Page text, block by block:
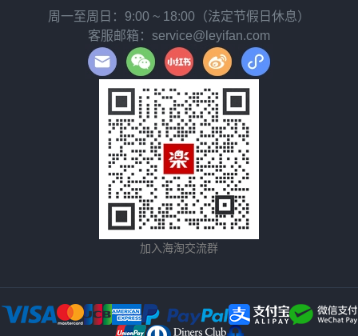
周一至周日：9:00 ~ 18:00（法定节假日休息）
客服邮箱：service@leyifan.com
加入海淘交流群